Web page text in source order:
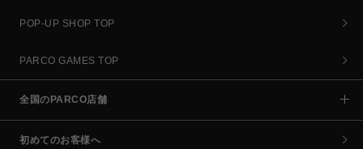
POP-UP SHOP TOP
PARCO GAMES TOP
全国のPARCO店舗
初めてのお客様へ